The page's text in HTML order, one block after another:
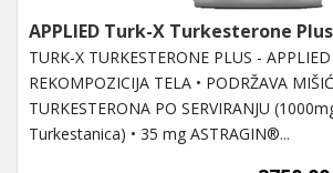
APPLIED Turk-X Turkesterone Plus
TURK-X TURKESTERONE PLUS -
REKOMPOZICIJA TELA • PODRŽAVA
TURKESTERONA PO SERVIRANJU
Turkestanica) • 35 mg ASTRAGIN®...